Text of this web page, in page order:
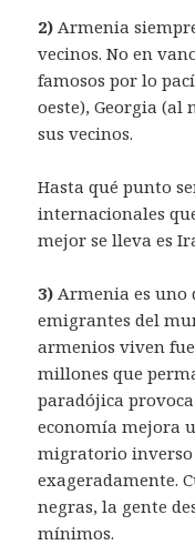
2) Armenia
vecinos. No en
famosos por lo
oeste), Georgia (al
sus vecinos.
Hasta qué punto
internacionales
mejor se lleva es
3) Armenia es uno
emigrantes del
armenios viven
millones que
paradójica
economía mejora
migratorio
exageradamente.
negras, la gente
mínimos.